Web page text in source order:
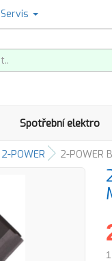
Servis
Spotřební elektro
2-POWER 2-POWER